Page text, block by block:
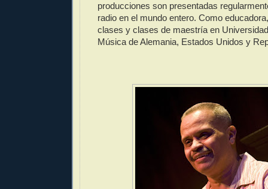
producciones son presentadas
radio en el mundo entero. Como
clases y clases de maestría en
Música de Alemania, Estados Unidos y